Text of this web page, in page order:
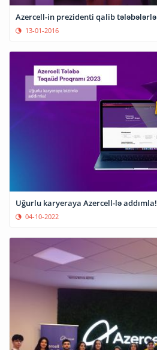
13-01-2016
Uğurlu karyeraya Azercell-lə addımla!
04-10-2022